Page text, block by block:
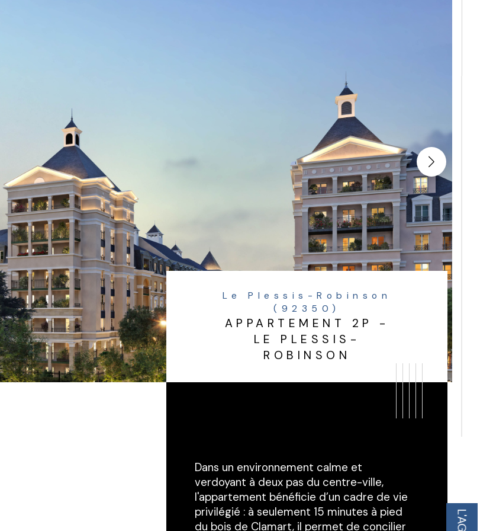
Le Plessis-Robinson
(92350)
APPARTEMENT 2P -
LE PLESSIS-
ROBINSON
Dans un environnement calme et
verdoyant à deux pas du centre-ville,
l'appartement bénéficie d’un cadre de vie
privilégié : à seulement 15 minutes à pied
du bois de Clamart, il permet de concilier